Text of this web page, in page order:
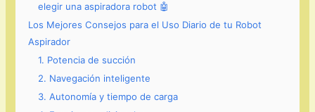
elegir una aspiradora robot 🤖
Los Mejores Consejos para el Uso Diario de tu Robot
Aspirador
1. Potencia de succión
2. Navegación inteligente
3. Autonomía y tiempo de carga